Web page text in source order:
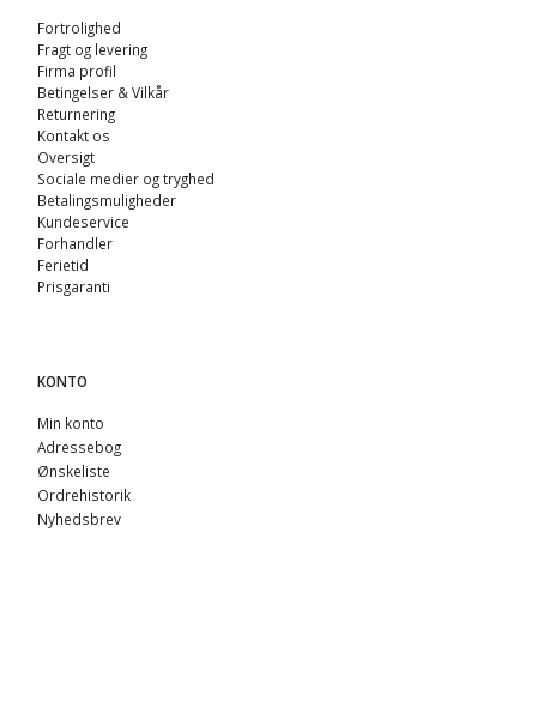
Fortrolighed
Fragt og levering
Firma profil
Betingelser & Vilkår
Returnering
Kontakt os
Oversigt
Sociale medier og tryghed
Betalingsmuligheder
Kundeservice
Forhandler
Ferietid
Prisgaranti
KONTO
Min konto
Adressebog
Ønskeliste
Ordrehistorik
Nyhedsbrev